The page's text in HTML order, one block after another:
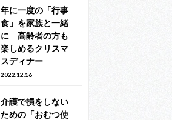
年に一度の「行事
食」を家族と一緒
に 高齢者の方も
楽しめるクリスマ
スディナー
2022.12.16
介護で損をしない
ための「おむつ使